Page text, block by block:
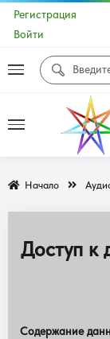
Регистрация
Войти
Начало
Доступ к
Содержание